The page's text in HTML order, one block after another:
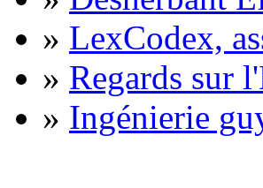
» LexCodex,
» Regards sur
» Ingénierie